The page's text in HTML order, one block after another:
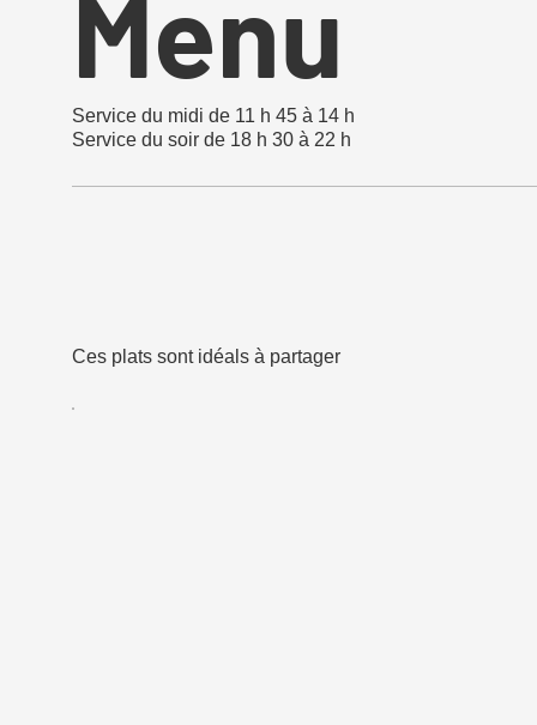
Menu
Service du midi de 11 h 45 à 14 h
Service du soir de 18 h 30 à 22 h
Ces plats sont idéals à partager